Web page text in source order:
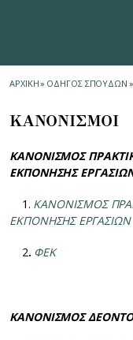
ΑΡΧΙΚΗ» ΟΔΗΓΟΣ ΣΠΟΥΔΩΝ »
ΚΑΝΟΝΙΣΜΟΙ
ΚΑΝΟΝΙΣΜΟΣ
ΕΚΠΟΝΗΣΗΣ
1. ΚΑΝΟΝΙΣΜΟΣ
ΕΚΠΟΝΗΣΗΣ ΕΡΓΑΣΙΩΝ
2. ΦΕΚ
ΚΑΝΟΝΙΣΜΟΣ